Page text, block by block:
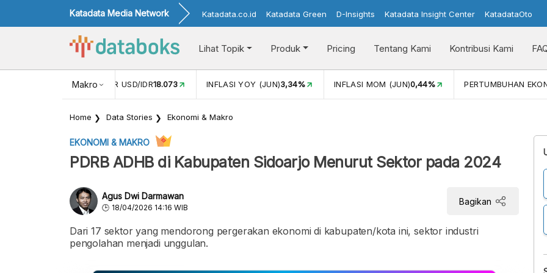
Katadata Media Network Katadata.co.id Katadata Green D-Insights Katadata Insight Center KatadataOto
Lihat Topik Produk Pricing Tentang Kami Kontribusi Kami
Makro
NILAI TUKAR USD/IDR18.073 INFLASI YOY (JUN)3,34% INFLASI MOM (JUN)0,44% PERTUMBUHAN
Home Data Stories Ekonomi & Makro
EKONOMI & MAKRO
PDRB ADHB di Kabupaten Sidoarjo Menurut Sektor pada 2024
Agus Dwi Darmawan
18/04/2026 14:16 WIB
Bagikan
Dari 17 sektor yang mendorong pergerakan ekonomi di kabupaten/kota ini, sektor industri
pengolahan menjadi unggulan.